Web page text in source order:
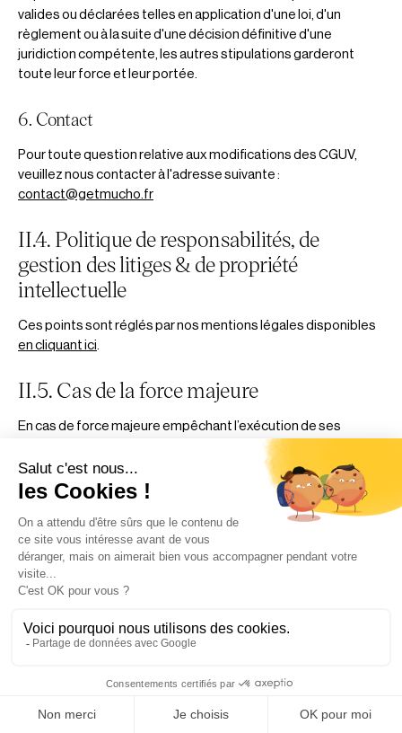
valides ou déclarées telles en application d'une loi, d'un
règlement ou à la suite d'une décision définitive d'une
juridiction compétente, les autres stipulations garderont
toute leur force et leur portée.
6. Contact
Pour toute question relative aux modifications des CGUV,
veuillez nous contacter à l'adresse suivante :
contact@getmucho.fr
II.4. Politique de responsabilités, de
gestion des litiges & de propriété
intellectuelle
Ces points sont réglés par nos mentions légales disponibles
en cliquant ici.
II.5. Cas de la force majeure
En cas de force majeure empêchant l’exécution de ses
obligations par Mūcho ne saurait ouvrir droit à quelconque
demande de réparation de la part du partenaire.